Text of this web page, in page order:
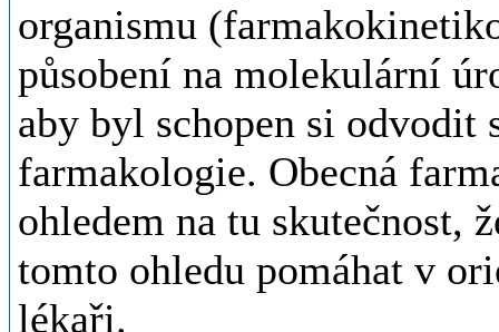
organismu
působení na molekulární
aby byl schopen si odvodit
farmakologie. Obecná
ohledem na tu skutečnost,
tomto ohledu pomáhat v
lékaři.